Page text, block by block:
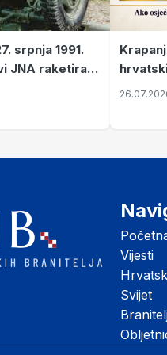
srpnja 1991.
JNA raketirali
centar "Nikola
Vijesti
Svijet